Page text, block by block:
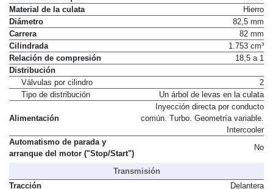
Material de la culata
Hierro
Diámetro
82,5 mm
Carrera
82 mm
Cilindrada
1.753 cm³
Relación de compresión
18,5 a 1
Distribución
Válvulas por cilindro
2
Tipo de distribución
Un árbol de levas en la culata
Alimentación
Inyección directa por conducto
común. Turbo. Geometría variable.
Intercooler
Automatismo de parada y
arranque del motor ("Stop/Start")
No
Transmisión
Tracción
Delantera